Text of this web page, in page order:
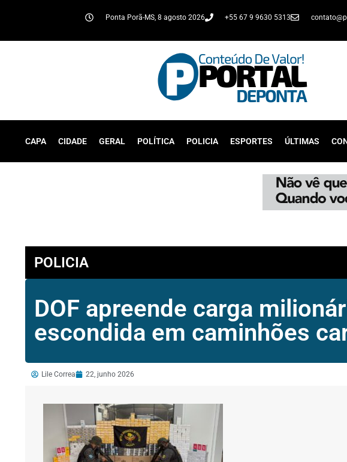
Ponta Porã-MS, 8 agosto 2026 +55 67 9 9630 5313
CAPA CIDADE GERAL POLÍTICA POLICIA ESPORTES ÚLTIMAS
POLICIA
DOF apreende carga
escondida em caminhões
Lile Correa 22, junho 2026